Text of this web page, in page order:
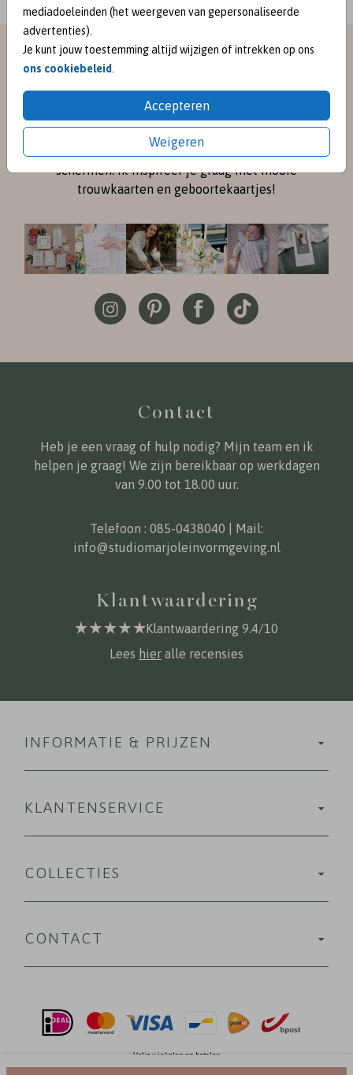
mediadoeleinden (het weergeven van gepersonaliseerde
advertenties).
Je kunt jouw toestemming altijd wijzigen of intrekken op ons
ons cookiebeleid
Accepteren
Weigeren
meet me on
SOCIAL MEDIA
Volg me online viaInstagramenPinterestvoor de
nieuwste ontwerpen en een kijkje achter de
schermen. Ik inspireer je graag met mooie
trouwkaarten en geboortekaartjes!
Contact
Heb je een vraag of hulp nodig? Mijn team en ik
helpen je graag! We zijn bereikbaar op werkdagen
van 9.00 tot 18.00 uur.
Telefoon : 085-0438040 | Mail:
info@studiomarjoleinvormgeving.nl
Klantwaardering
Klantwaardering 9.4/10
Lees hier alle recensies
INFORMATIE & PRIJZEN
KLANTENSERVICE
COLLECTIES
CONTACT
Velig winkelen en betalen